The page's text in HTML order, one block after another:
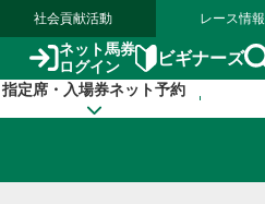
社会貢献活動 レース情報
ネット馬券
ログイン
ビギナーズ
指定席・入場券ネット予約